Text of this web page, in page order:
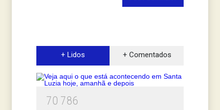
+ Lidos + Comentados
70 786